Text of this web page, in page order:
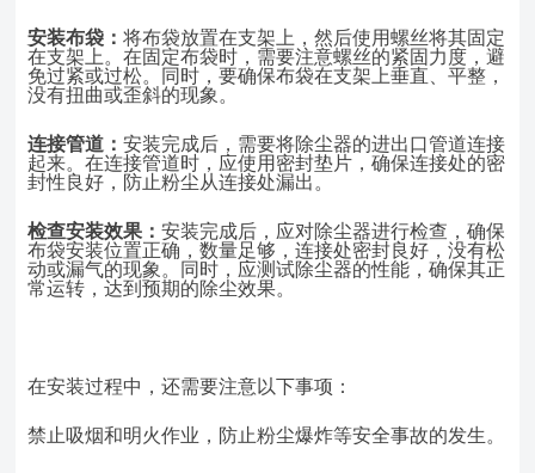
安装布袋：将布袋放置在支架上，然后使用螺丝将其固定
在支架上。在固定布袋时，需要注意螺丝的紧固力度，避
免过紧或过松。同时，要确保布袋在支架上垂直、平整，
没有扭曲或歪斜的现象。
连接管道：安装完成后，需要将除尘器的进出口管道连接
起来。在连接管道时，应使用密封垫片，确保连接处的密
封性良好，防止粉尘从连接处漏出。
检查安装效果：安装完成后，应对除尘器进行检查，确保
布袋安装位置正确，数量足够，连接处密封良好，没有松
动或漏气的现象。同时，应测试除尘器的性能，确保其正
常运转，达到预期的除尘效果。
在安装过程中，还需要注意以下事项：
禁止吸烟和明火作业，防止粉尘爆炸等安全事故的发生。